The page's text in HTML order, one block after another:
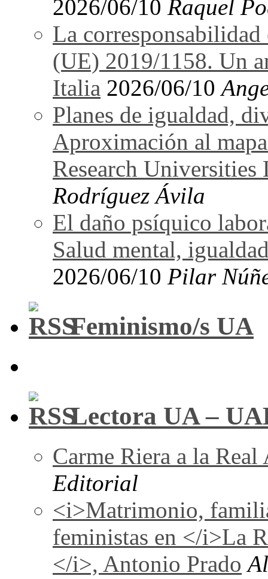
2026/06/10 Raquel
La
(UE) 2019/1158. Un
Italia 2026/06/10
Planes de igualdad,
Aproximación al
Research Universities
Rodríguez Ávila
El daño psíquico
Salud mental,
2026/06/10 Pilar
Feminismo/s UA
Lectora UA –
Carme Riera a la Real
Editorial
<i>Matrimonio,
feministas en </i>La
</i>, Antonio Prado